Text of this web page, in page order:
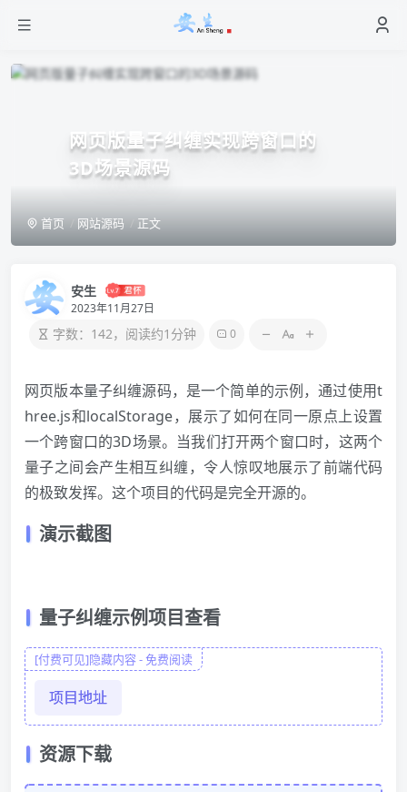
网页版量子纠缠实现跨窗口的
3D场景源码
首页 网站源码 正文
安生
2023年11月27日
字数：142，阅读约1分钟 0
网页版本量子纠缠源码，是一个简单的示例，通过使用t
hree.js和localStorage，展示了如何在同一原点上设置
一个跨窗口的3D场景。当我们打开两个窗口时，这两个
量子之间会产生相互纠缠，令人惊叹地展示了前端代码
的极致发挥。这个项目的代码是完全开源的。
演示截图
量子纠缠示例项目查看
[付费可见]隐藏内容 - 免费阅读
项目地址
资源下载